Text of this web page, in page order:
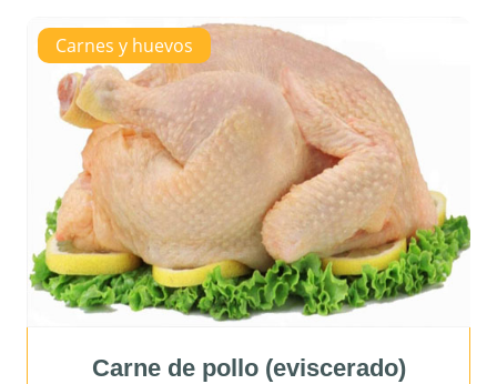
Carnes y huevos
Carne de pollo (eviscerado)